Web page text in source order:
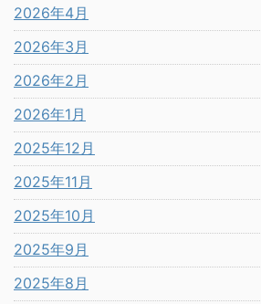
2026年4月
2026年3月
2026年2月
2026年1月
2025年12月
2025年11月
2025年10月
2025年9月
2025年8月